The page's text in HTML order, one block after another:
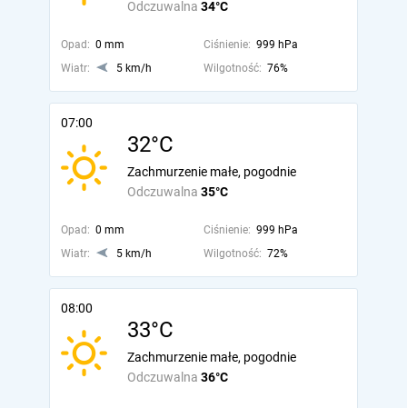
Odczuwalna 34°C
Opad: 0 mm Ciśnienie: 999 hPa
Wiatr:
5 km/h Wilgotność: 76%
07:00
32°C
Odczuwalna 35°C
Zachmurzenie małe, pogodnie
Opad: 0 mm Ciśnienie: 999 hPa
Wiatr:
5 km/h Wilgotność: 72%
08:00
33°C
Odczuwalna 36°C
Zachmurzenie małe, pogodnie